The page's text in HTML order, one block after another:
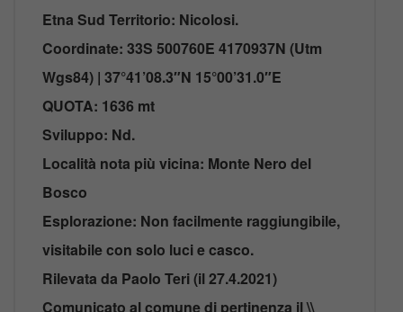
Etna Sud Territorio: Nicolosi.
Coordinate: 33S 500760E 4170937N (Utm
Wgs84) | 37°41’08.3″N 15°00’31.0″E
QUOTA: 1636 mt
Sviluppo: Nd.
Località nota più vicina: Monte Nero del
Bosco
Esplorazione: Non facilmente raggiungibile,
visitabile con solo luci e casco.
Rilevata da Paolo Teri (il 27.4.2021)
Comunicato al comune di pertinenza il \\